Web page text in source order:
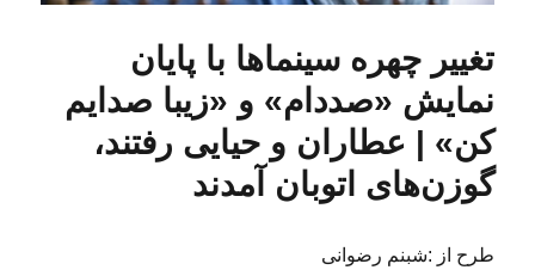
تغییر چهره سینماها با پایان
نمایش «صددام» و «زیبا صدایم
کن» | عطاران و حیایی رفتند،
گوزن‌های اتوبان آمدند
طرح از :شبنم رضوانی